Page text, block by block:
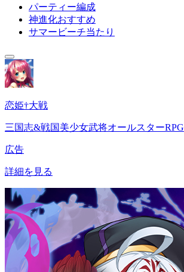
パーティー編成
神進化おすすめ
サマービーチ当たり
恋姫†大戦
三国志&戦国美少女武将オールスターRPG
広告
詳細を見る